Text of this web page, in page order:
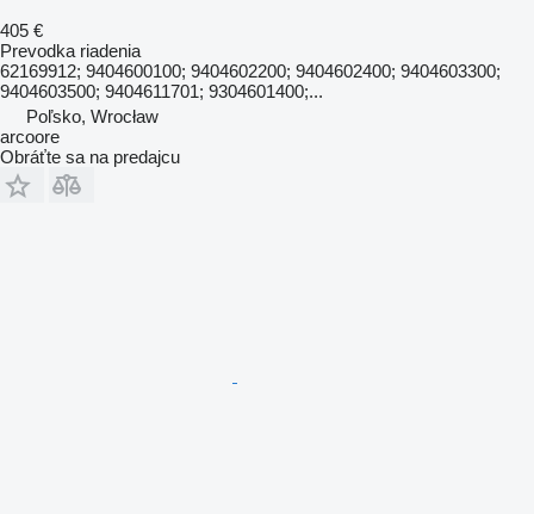
405 €
Prevodka riadenia
62169912; 9404600100; 9404602200; 9404602400; 9404603300;
9404603500; 9404611701; 9304601400;...
Poľsko, Wrocław
arcoore
Obráťte sa na predajcu